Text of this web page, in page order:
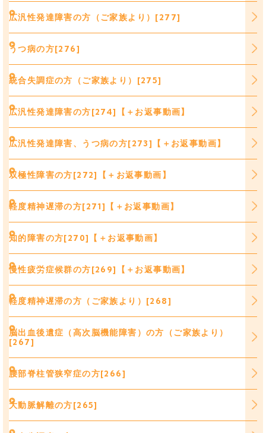
広汎性発達障害の方（ご家族より）[277]
うつ病の方[276]
統合失調症の方（ご家族より）[275]
広汎性発達障害の方[274]【＋お返事動画】
広汎性発達障害、うつ病の方[273]【＋お返事動画】
双極性障害の方[272]【＋お返事動画】
軽度精神遅滞の方[271]【＋お返事動画】
知的障害の方[270]【＋お返事動画】
慢性疲労症候群の方[269]【＋お返事動画】
軽度精神遅滞の方（ご家族より）[268]
脳出血後遺症（高次脳機能障害）の方（ご家族より）
[267]
腰部脊柱管狭窄症の方[266]
大動脈解離の方[265]